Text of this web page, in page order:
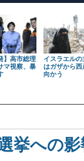
】高市総理
マ視察、暴
イスラエルの
はガザから西
向かう
挙への